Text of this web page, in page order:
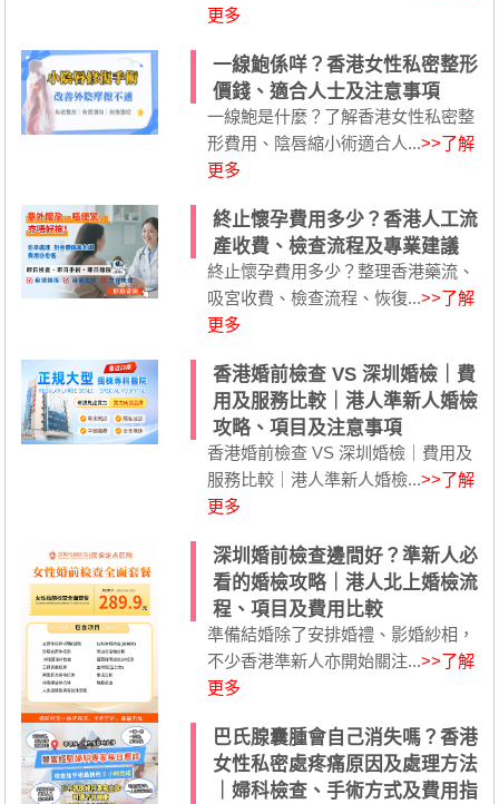
更多
一線鮑係咩？香港女性私密整形
價錢、適合人士及注意事項
一線鮑是什麼？了解香港女性私密整
形費用、陰唇縮小術適合人...>>了解
更多
終止懷孕費用多少？香港人工流
產收費、檢查流程及專業建議
終止懷孕費用多少？整理香港藥流、
吸宮收費、檢查流程、恢復...>>了解
更多
香港婚前檢查 VS 深圳婚檢｜費
用及服務比較｜港人準新人婚檢
攻略、項目及注意事項
香港婚前檢查 VS 深圳婚檢｜費用及
服務比較｜港人準新人婚檢...>>了解
更多
深圳婚前檢查邊間好？準新人必
看的婚檢攻略｜港人北上婚檢流
程、項目及費用比較
準備結婚除了安排婚禮、影婚紗相，
不少香港準新人亦開始關注...>>了解
更多
巴氏腺囊腫會自己消失嗎？香港
女性私密處疼痛原因及處理方法
｜婦科檢查、手術方式及費用指